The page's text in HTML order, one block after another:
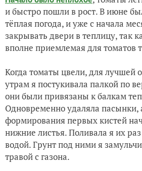
и быстро пошли в рост. В июне
тёплая погода, и уже с начала
закрывать двери в теплицу, так
вполне приемлемая для томатов
Когда томаты цвели, для лучшей
утрам я постукивала палкой по
они были привязаны к балкам
Одновременно удаляла пасынки,
формирования первых кистей
нижние листья. Поливала я их
водой. Грунт под ними я
травой с газона.